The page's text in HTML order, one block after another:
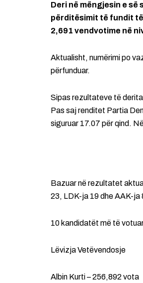
Deri në mëngjesin e
përditësimit të fundit
2,691 vendvotime në
Aktualisht, numërimi po
përfunduar.
Sipas rezultateve të
Pas saj renditet Partia
siguruar 17.07 për qind.
Bazuar në rezultatet
23, LDK-ja 19 dhe AAK-ja
10 kandidatët më të
Lëvizja Vetëvendosje
Albin Kurti – 256,892 vota